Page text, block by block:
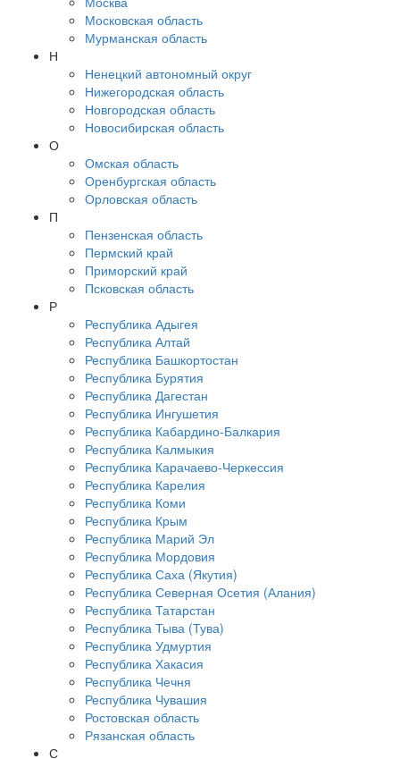
Московская область
Мурманская область
Н
Ненецкий автономный округ
Нижегородская область
Новгородская область
Новосибирская область
О
Омская область
Оренбургская область
Орловская область
П
Пензенская область
Пермский край
Приморский край
Псковская область
Р
Республика Адыгея
Республика Алтай
Республика Башкортостан
Республика Бурятия
Республика Дагестан
Республика Ингушетия
Республика Кабардино-Балкария
Республика Калмыкия
Республика Карачаево-Черкессия
Республика Карелия
Республика Коми
Республика Крым
Республика Марий Эл
Республика Мордовия
Республика Саха (Якутия)
Республика Северная Осетия (Алания)
Республика Татарстан
Республика Тыва (Тува)
Республика Удмуртия
Республика Хакасия
Республика Чечня
Республика Чувашия
Ростовская область
Рязанская область
С